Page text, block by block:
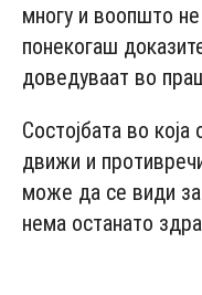
многу и воопшто
понекогаш
доведуваат во
Состојбата во
движи и
може да се види
нема останато